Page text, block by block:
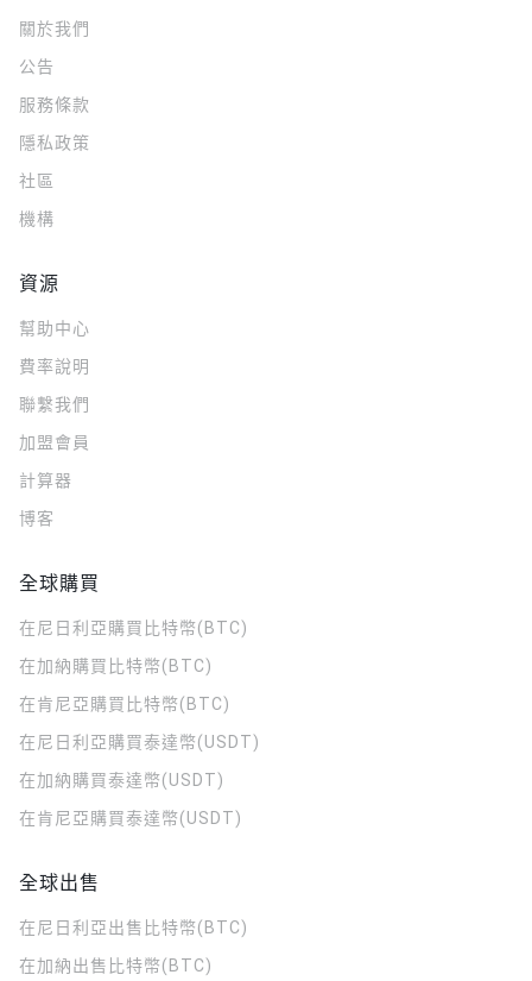
關於我們
公告
服務條款
隱私政策
社區
機構
資源
幫助中心
費率說明
聯繫我們
加盟會員
計算器
博客
全球購買
在尼日利亞購買比特幣(BTC)
在加納購買比特幣(BTC)
在肯尼亞購買比特幣(BTC)
在尼日利亞購買泰達幣(USDT)
在加納購買泰達幣(USDT)
在肯尼亞購買泰達幣(USDT)
全球出售
在尼日利亞出售比特幣(BTC)
在加納出售比特幣(BTC)